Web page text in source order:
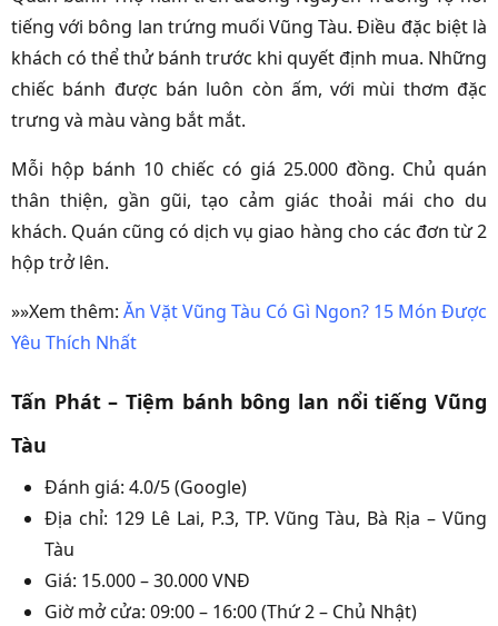
tiếng với bông lan trứng muối Vũng Tàu. Điều đặc biệt là
khách có thể thử bánh trước khi quyết định mua. Những
chiếc bánh được bán luôn còn ấm, với mùi thơm đặc
trưng và màu vàng bắt mắt.
Mỗi hộp bánh 10 chiếc có giá 25.000 đồng. Chủ quán
thân thiện, gần gũi, tạo cảm giác thoải mái cho du
khách. Quán cũng có dịch vụ giao hàng cho các đơn từ 2
hộp trở lên.
»»Xem thêm: Ăn Vặt Vũng Tàu Có Gì Ngon? 15 Món Được
Yêu Thích Nhất
Tấn Phát – Tiệm bánh bông lan nổi tiếng Vũng
Tàu
Đánh giá: 4.0/5 (Google)
Địa chỉ: 129 Lê Lai, P.3, TP. Vũng Tàu, Bà Rịa – Vũng
Tàu
Giá: 15.000 – 30.000 VNĐ
Giờ mở cửa: 09:00 – 16:00 (Thứ 2 – Chủ Nhật)